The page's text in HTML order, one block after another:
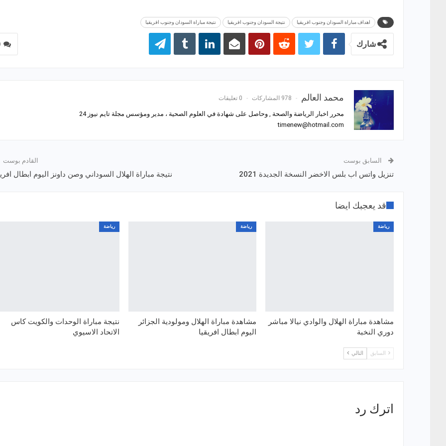
اهداف مباراة السودان وجنوب افريقيا نتيجة السودان وجنوب افريقيا نتيجة مباراة السودان وجنوب افريقيا
شارك
محمد العالم 978 المشاركات 0 تعليقات
محرر اخبار الرياضة والصحة , وحاصل على شهادة في العلوم الصحية ، مدير ومؤسس مجلة تايم نيوز 24
timenew@hotmail.com
السابق بوست
تنزيل واتس اب بلس الاخضر النسخة الجديدة 2021
القادم بوست
نتيجة مباراة الهلال السوداني وصن داونز اليوم ابطال
قد يعجبك ايضا
رياضة
مشاهدة مباراة الهلال والوادي نيالا مباشر
دوري النخبة
رياضة
مشاهدة مباراة الهلال ومولودية الجزائر
اليوم ابطال افريقيا
رياضة
نتيجة مباراة الوحدات والكويت كاس
الاتحاد الاسيوي
السابق التالي
اترك رد